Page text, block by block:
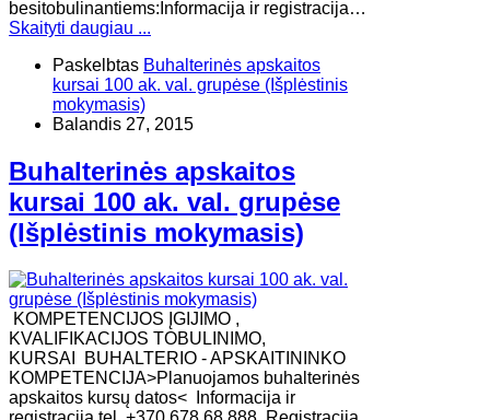
besitobulinantiems:Informacija ir registracija…
Skaityti daugiau ...
Paskelbtas Buhalterinės apskaitos
kursai 100 ak. val. grupėse (Išplėstinis
mokymasis)
Balandis 27, 2015
Buhalterinės apskaitos
kursai 100 ak. val. grupėse
(Išplėstinis mokymasis)
KOMPETENCIJOS ĮGIJIMO ,
KVALIFIKACIJOS TOBULINIMO,
KURSAI BUHALTERIO - APSKAITININKO
KOMPETENCIJA>Planuojamos buhalterinės
apskaitos kursų datos< Informacija ir